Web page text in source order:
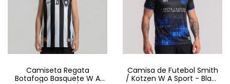
Camiseta Regata
Botafogo Basquete W A
Camisa de Futebol Smith
/ Kotzen W A Sport - Black